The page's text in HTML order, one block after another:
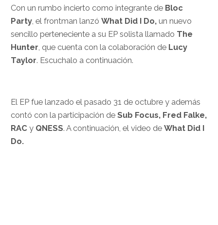
Con un rumbo incierto como integrante de Bloc
Party, el frontman lanzóWhat Did I Do,un nuevo
sencillo perteneciente a su EP solista llamado The
Hunter, que cuenta con la colaboración de Lucy
Taylor. Escuchalo a continuación.
El EP fue lanzado el pasado 31 de octubre y además
contó con la participación deSub Focus, Fred Falke,
RAC y QNESS. A continuación, el video deWhat Did I
Do.